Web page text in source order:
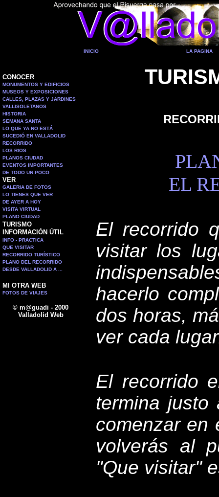
INICIO LA PAGINA
CONOCER
MONUMENTOS Y EDIFICIOS
MUSEOS Y EXPOSICIONES
CALLES, PLAZAS Y JARDINES
VALLISOLETANOS
HISTORIA
SEMANA SANTA
LO QUE YA NO ESTÁ
SUCEDIÓ EN VALLADOLID
RECORRIDO
LOS RIOS
PLANOS CIUDAD
EVENTOS IMPORTANTES
DE TODO UN POCO
VER
GALERIA DE FOTOS
LO TIENES QUE VER
DE AYER A HOY
VISITA VIRTUAL
PLANO CIUDAD
TURISMO
INFORMACIÓN ÚTIL
INFO - PRACTICA
QUE VISITAR
RECORRIDO TURÍSTICO
PLANO DEL RECORRIDO
DESDE VALLADOLID A ...
MI OTRA WEB
FOTOS DE VIAJES
© m@guadi - 2000
Valladolid Web
EL
El recorrido
visitar los
hacerlo
dos horas,
ver cada
El recorrido
termina
comenzar en
volverás al
"Que visitar"